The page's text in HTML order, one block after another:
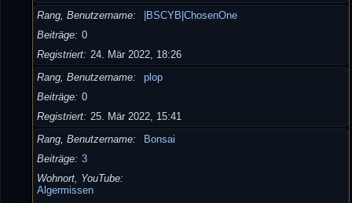
Rang, Benutzername
|BSCYB|ChosenOne
Beiträge 0
Registriert 24. Mär 2022, 18:26
Rang, Benutzername
plop
Beiträge 0
Registriert 25. Mär 2022, 15:41
Rang, Benutzername
Bonsai
Beiträge 3
Wohnort, YouTube
Algermissen